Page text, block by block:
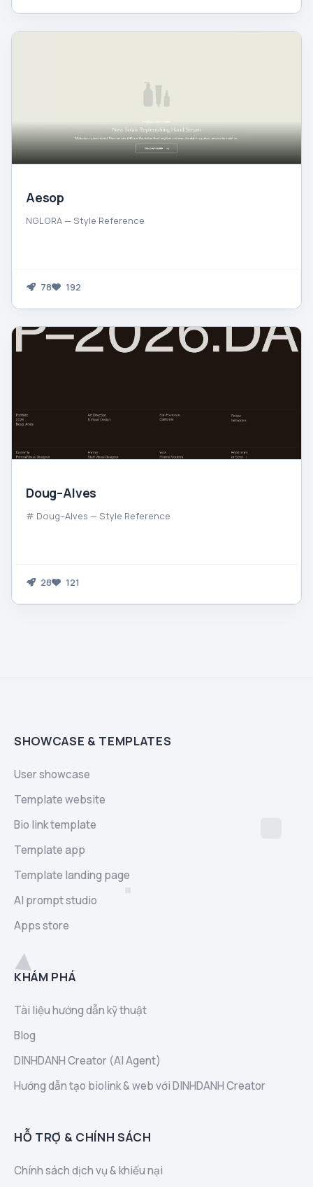
Aesop
NGLORA — Style Reference
78 192
Doug–Alves
# Doug–Alves — Style Reference
28 121
SHOWCASE & TEMPLATES
User showcase
Template website
Bio link template
Template app
Template landing page
AI prompt studio
Apps store
KHÁM PHÁ
Tài liệu hướng dẫn kỹ thuật
Blog
DINHDANH Creator (AI Agent)
Hướng dẫn tạo biolink & web với DINHDANH Creator
HỖ TRỢ & CHÍNH SÁCH
Chính sách dịch vụ & khiếu nại